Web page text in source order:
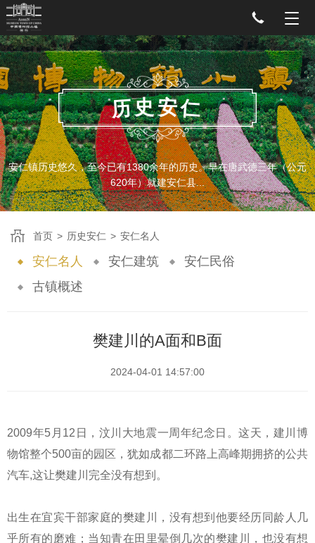
历史安仁
安仁镇历史悠久，至今已有1380余年的历史。早在唐武德三年（公元
620年）就建安仁县...
安仁名人 安仁建筑
安仁民俗
古镇概述
首页 > 历史安仁 > 安仁名人
樊建川的A面和B面
2024-04-01 14:57:00
2009年5月12日，汶川大地震一周年纪念日。这天，建川博
物馆整个500亩的园区，犹如成都二环路上高峰期拥挤的公共
汽车,这让樊建川完全没有想到。
出生在宜宾干部家庭的樊建川，没有想到他要经历同龄人几
乎所有的磨难；当知青在田里晕倒几次的樊建川，也没有想